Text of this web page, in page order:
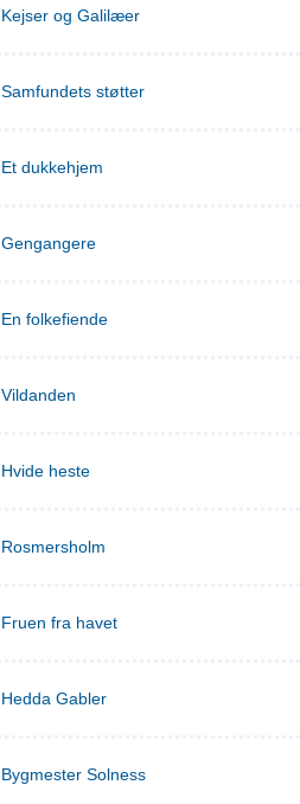
Kejser og Galilæer
Samfundets støtter
Et dukkehjem
Gengangere
En folkefiende
Vildanden
Hvide heste
Rosmersholm
Fruen fra havet
Hedda Gabler
Bygmester Solness